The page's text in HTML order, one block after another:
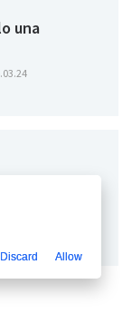
una
Chapa
Discard Allow